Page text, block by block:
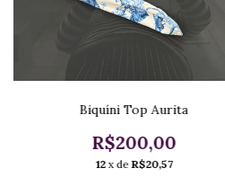
Biquíni Top Aurita
R$200,00
12 x deR$20,57